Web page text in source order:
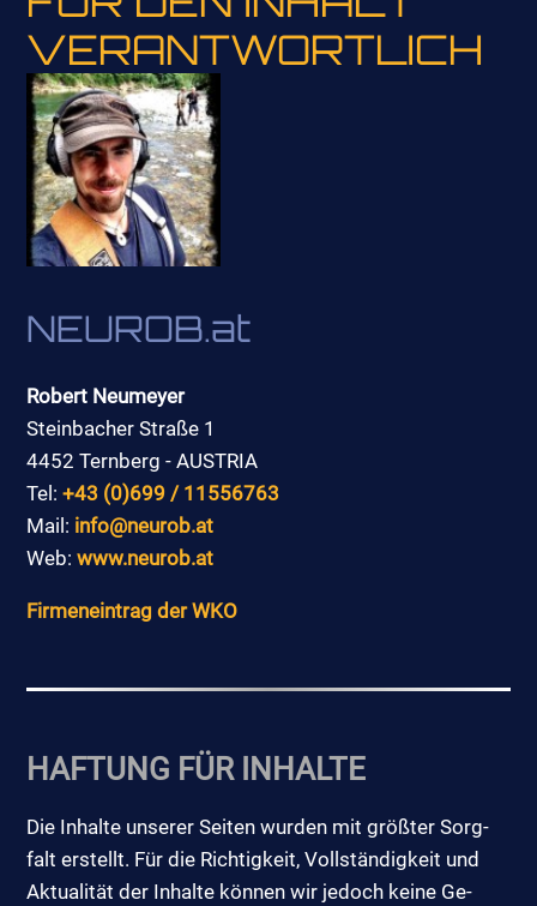
VER­ANT­WORT­LICH
NEU­ROB.at
Ro­bert Neu­mey­er
Stein­ba­cher Stra­ße 1
4452 Tern­berg - AUS­TRIA
Tel:+43 (0)699 / 11556763
Mail: in­fo@​neurob.​at
Web:www.​neurob.​at
Fir­men­ein­trag der WKO
HAF­TUNG FÜR IN­HAL­TE
Die In­hal­te un­se­rer Sei­ten wur­den mit grö­ß­ter Sorg­
falt er­stellt. Für die Rich­tig­keit, Voll­stän­dig­keit und
Ak­tua­li­tät der In­hal­te kön­nen wir je­doch kei­ne Ge­